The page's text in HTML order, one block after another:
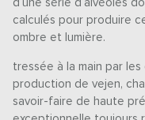
d’une série d’alvéoles
calculés pour produire
ombre et lumière.
tressée à la main par
production de vejen,
savoir-faire de haute